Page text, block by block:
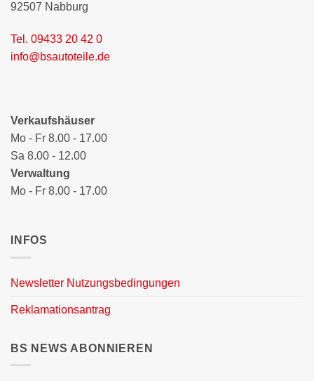
92507 Nabburg
Tel. 09433 20 42 0
info@bsautoteile.de
Verkaufshäuser
Mo - Fr 8.00 - 17.00
Sa 8.00 - 12.00
Verwaltung
Mo - Fr 8.00 - 17.00
INFOS
Newsletter Nutzungsbedingungen
Reklamationsantrag
BS NEWS ABONNIEREN